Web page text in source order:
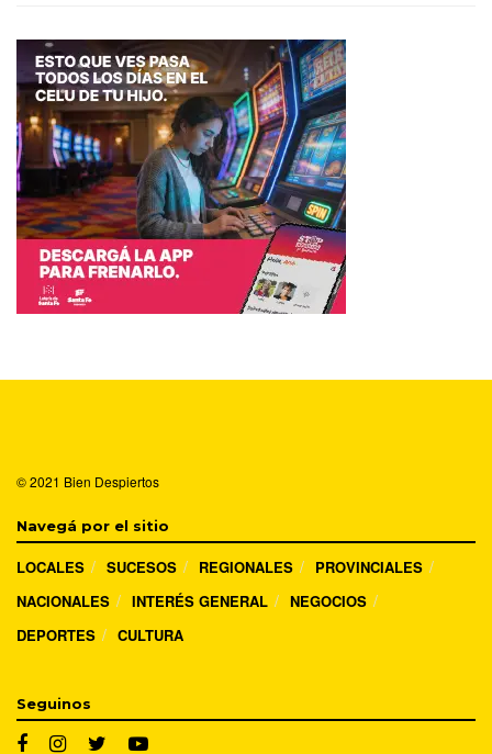
© 2021 Bien Despiertos
Navegá por el sitio
LOCALES SUCESOS REGIONALES
PROVINCIALES
NACIONALES
INTERÉS GENERAL
NEGOCIOS
DEPORTES
CULTURA
Seguinos